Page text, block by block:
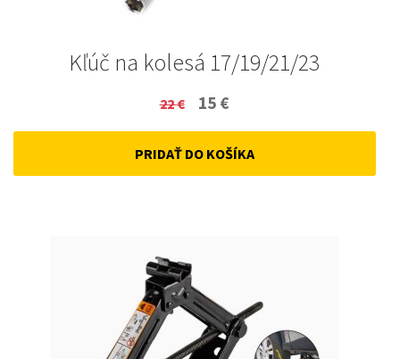
Kľúč na kolesá 17/19/21/23
22€
Original
price
was:
15 €
price
is:
PRIDAŤ DO KOŠÍKA